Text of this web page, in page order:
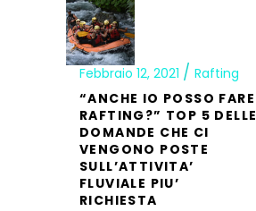
Febbraio 12, 2021
Rafting
“ANCHE IO POSSO FARE
RAFTING?” TOP 5 DELLE
DOMANDE CHE CI
VENGONO POSTE
SULL’ATTIVITA’
FLUVIALE PIU’
RICHIESTA